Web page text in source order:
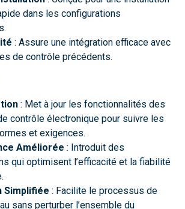
dans les configurations
: Assure une intégration efficace avec
de contrôle précédents.
: Met à jour les fonctionnalités des
contrôle électronique pour suivre les
et exigences.
Améliorée : Introduit des
qui optimisent l’efficacité et la fiabilité
Simplifiée : Facilite le processus de
sans perturber l’ensemble du